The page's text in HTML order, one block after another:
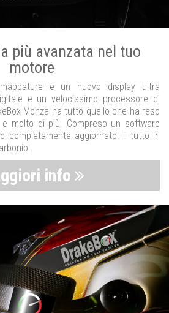
più avanzata nel tuo
motore
e un nuovo display ultra
e un velocissimo processore di
Monza ha tutto quello che ha reso
e molto di più. Compreso un software
completamente aggiornato. Il tutto in
info